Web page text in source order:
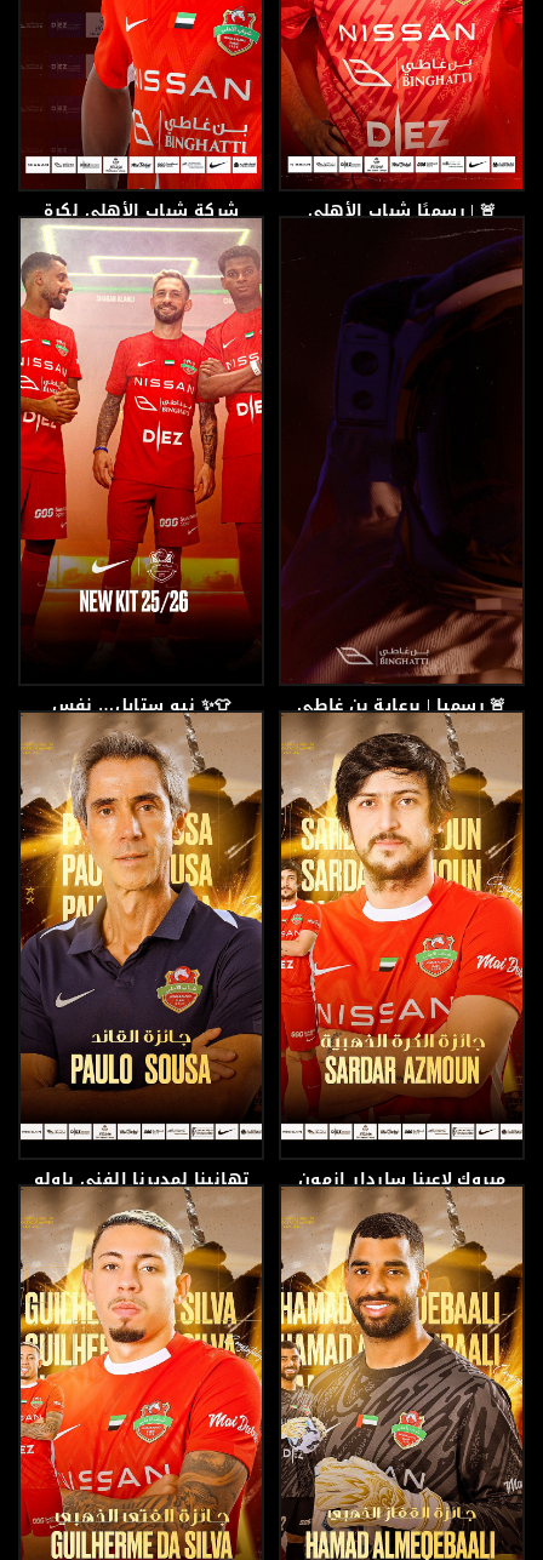
🚨 | رسميًا شباب الأهلي
يتعاقد مع الإيراني ميرساد
28 أغسطس، 2025
شركة شباب الأهلي لكرة
القدم توافق على إعارة
اللاعب دريسا كواليبالي
إلى نادي دبا
28 أغسطس، 2025
‏🚨 رسميا | برعاية بن غاطي
القابضة
18 أغسطس، 2025
👕✨ نيو ستايل… نفس
الشغف!
15 أغسطس، 2025
مبروك لاعبنا ساردار ازمون
9 أغسطس، 2025
تهانينا لمديرنا الفني باولو
سوزا
9 أغسطس، 2025